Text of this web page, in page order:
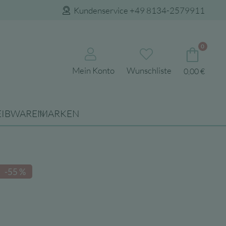
Kundenservice +49 8134-2579911
Mein Konto Wunschliste
0
0,00€
MARKEN
-55 %